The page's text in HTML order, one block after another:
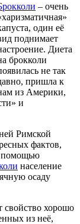
– очень
один её
поднимает
Диета
брокколи
не так
пришла к
из Америки,
и
Римской
фактов,
помощью
население
осаду
свойство хорошо
из неё,